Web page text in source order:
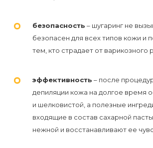
безопасность – шугаринг не
безопасен для всех типов кожи и
тем, кто страдает от варикозного
эффективность – после
депиляции кожа на долгое время
и шелковистой, а полезные
входящие в состав сахарной
нежной и восстанавливают ее